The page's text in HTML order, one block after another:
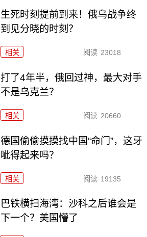
生死时刻提前到来！俄乌战争终
到见分晓的时刻？
相关 阅读 23018
打了4年半，俄回过神，最大对手
不是乌克兰？
相关 阅读 20660
德国偷偷摸摸找中国“命门”，这牙
呲得起来吗？
相关 阅读 19135
巴铁横扫海湾：沙科之后谁会是
下一个？美国懵了